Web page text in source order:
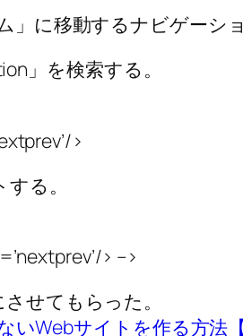
」に移動するナビゲーシ
」を検索する。
>
る。
> –>
せてもらった。
いWebサイトを作る方法